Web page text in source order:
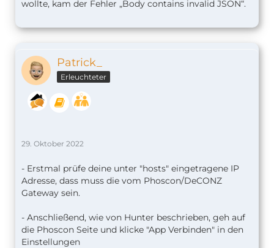
wollte, kam der Fehler „Body contains invalid JSON“.
Patrick_
Erleuchteter
29. Oktober 2022
- Erstmal prüfe deine unter "hosts" eingetragene IP
Adresse, dass muss die vom Phoscon/DeCONZ
Gateway sein.
- Anschließend, wie von Hunter beschrieben, geh auf
die Phoscon Seite und klicke "App Verbinden" in den
Einstellungen